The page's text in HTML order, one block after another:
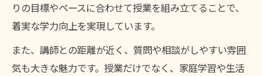
りの目標やペースに合わせて授業を組み立てることで、
着実な学力向上を実現しています。
また、講師との距離が近く、質問や相談がしやすい雰囲
気も大きな魅力です。授業だけでなく、家庭学習や生活